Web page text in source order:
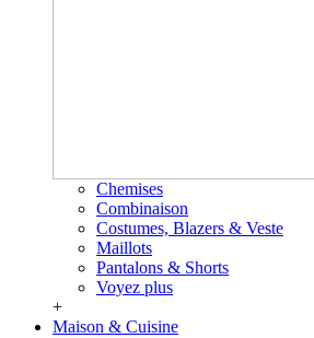
Chemises
Combinaison
Costumes, Blazers & Veste
Maillots
Pantalons & Shorts
Voyez plus
+
Maison & Cuisine